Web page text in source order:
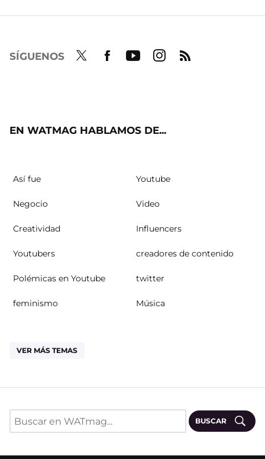
SÍGUENOS
EN WATMAG HABLAMOS DE...
Así fue Youtube
Negocio Video
Creatividad Influencers
Youtubers creadores de contenido
Polémicas en Youtube twitter
feminismo Música
VER MÁS TEMAS
BUSCAR